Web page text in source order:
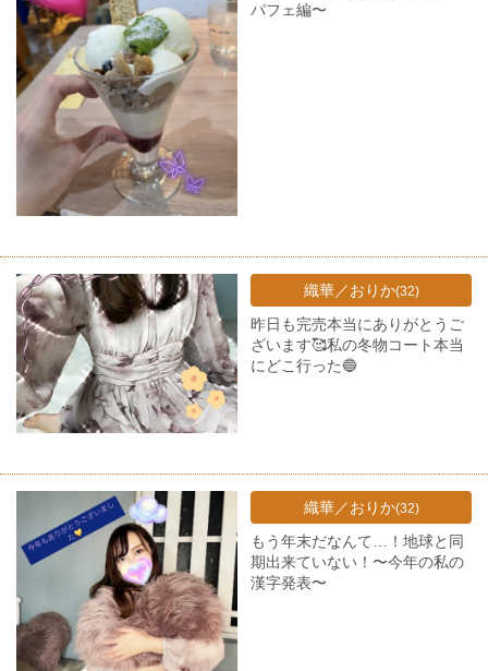
パフェ編〜
織華／おりか(32)
昨日も完売本当にありがとうご
ざいます🥰私の冬物コート本当
にどこ行った🔵
織華／おりか(32)
もう年末だなんて…！地球と同
期出来ていない！〜今年の私の
漢字発表〜